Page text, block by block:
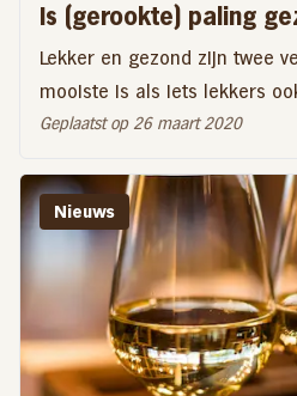
Is (gerookte) paling
Lekker en gezond zijn twee
mooiste is als iets lekkers
Geplaatst op 26 maart 2020
Nieuws